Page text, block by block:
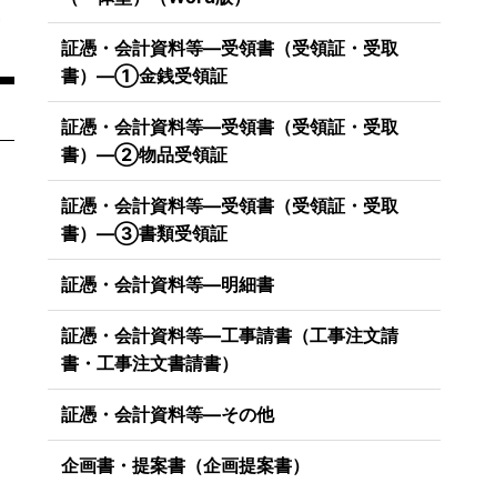
証憑・会計資料等―受領書（受領証・受取
書）―①金銭受領証
証憑・会計資料等―受領書（受領証・受取
書）―②物品受領証
証憑・会計資料等―受領書（受領証・受取
書）―③書類受領証
証憑・会計資料等―明細書
証憑・会計資料等―工事請書（工事注文請
書・工事注文書請書）
証憑・会計資料等―その他
企画書・提案書（企画提案書）